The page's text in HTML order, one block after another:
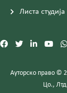
Листа студија
Ауторско право ©
Цо.,